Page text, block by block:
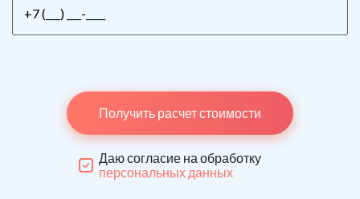
Получить расчет стоимости
Даю согласие на обработку
персональных данных